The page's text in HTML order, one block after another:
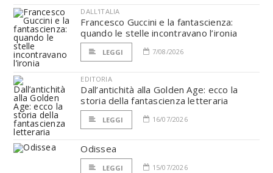
DALL'ITALIA
Francesco Guccini e la fantascienza:
quando le stelle incontravano l’ironia
LEGGI 7/08/2026
EDITORIA
Dall’antichità alla Golden Age: ecco la
storia della fantascienza letteraria
LEGGI 16/07/2026
Odissea
LEGGI 15/07/2026